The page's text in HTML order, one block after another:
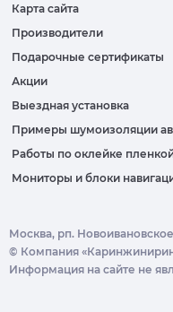
Карта сайта
Производители
Подарочные сертификаты
Акции
Выездная установка
Примеры шумоизоляции
Работы по оклейке
Мониторы и блоки
© Компания
Москва, рп.
Информация на сайте не